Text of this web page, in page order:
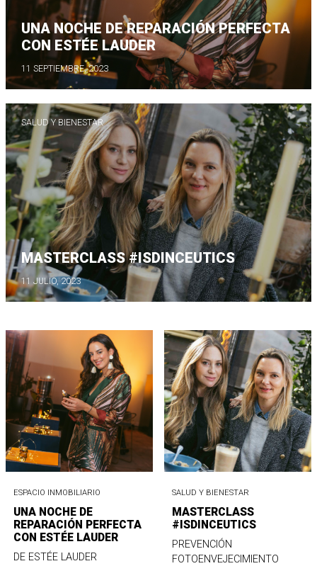
UNA NOCHE DE REPARACIÓN PERFECTA
CON ESTÉE LAUDER
11 SEPTIEMBRE, 2023
SALUD Y BIENESTAR
MASTERCLASS #ISDINCEUTICS
11 JULIO, 2023
ESPACIO INMOBILIARIO
UNA NOCHE DE
REPARACIÓN PERFECTA
CON ESTÉE LAUDER
DE ESTÉE LAUDER
SALUD Y BIENESTAR
MASTERCLASS
#ISDINCEUTICS
PREVENCIÓN
FOTOENVEJECIMIENTO